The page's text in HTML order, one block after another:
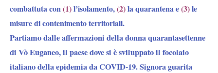
combattuta con(1)l’isolamento,(2)la quarantenae(3)le
misure di contenimento territoriali.
Partiamo dalle affermazioni della donna quarantasettenne
di Vò Euganeo, il paese dove si è sviluppato il focolaio
italiano della epidemia da COVID-19. Signora guarita